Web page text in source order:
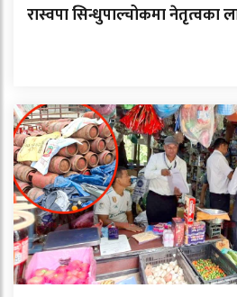
रास्वपा सिन्धुपाल्चोकमा नेतृत्वका